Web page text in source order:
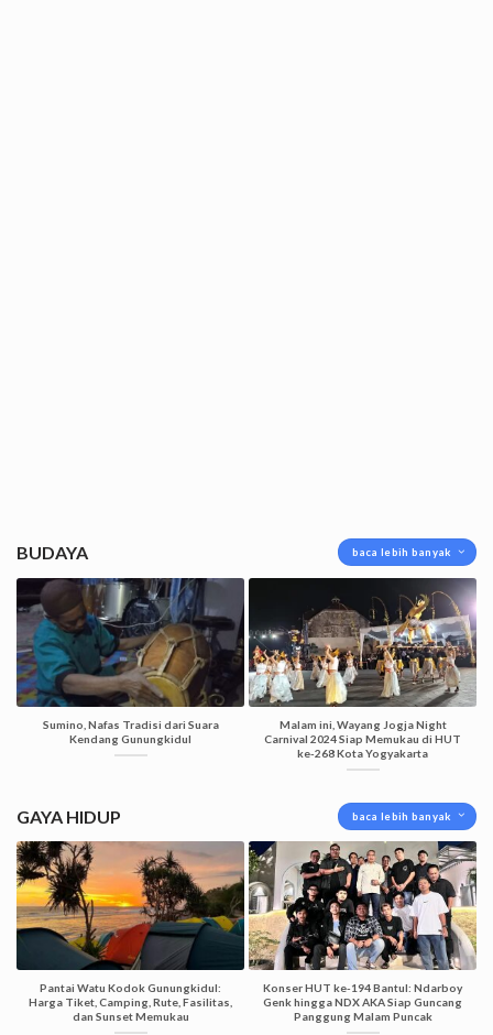
BUDAYA baca lebih banyak
Sumino, Nafas Tradisi dari Suara
Kendang Gunungkidul
Malam ini, Wayang Jogja Night
Carnival 2024 Siap Memukau di HUT
ke-268 Kota Yogyakarta
GAYA HIDUP baca lebih banyak
Pantai Watu Kodok Gunungkidul:
Harga Tiket, Camping, Rute, Fasilitas,
dan Sunset Memukau
Konser HUT ke-194 Bantul: Ndarboy
Genk hingga NDX AKA Siap Guncang
Panggung Malam Puncak